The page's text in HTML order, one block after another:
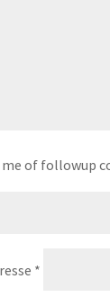
of followup
*